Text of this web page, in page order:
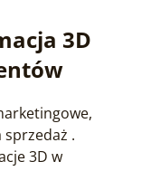
3D
.
3D w